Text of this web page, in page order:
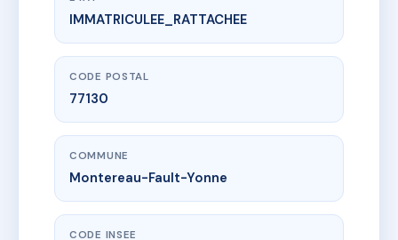
www.vme.plus/AC6607469
16 RUE DES FOSSES
16 r des fosses77130 Montereau-Fault-Yonne
IMMATRICULEE_RATTACHEE
CODE POSTAL
77130
COMMUNE
Montereau-Fault-Yonne
CODE INSEE